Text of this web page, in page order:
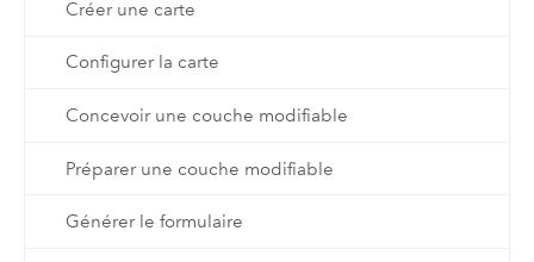
Créer une carte
Configurer la carte
Concevoir une couche modifiable
Préparer une couche modifiable
Générer le formulaire